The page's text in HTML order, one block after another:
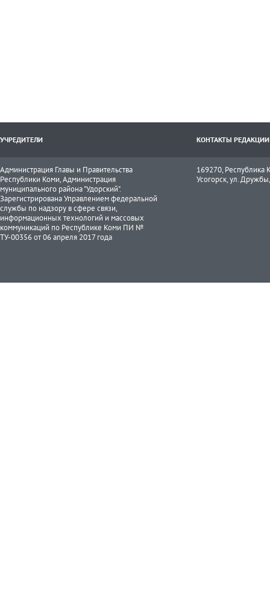
УЧРЕДИТЕЛИ КОНТАКТЫ РЕДАКЦИИ
Администрация Главы и Правительства
Республики Коми, Администрация
муниципального района "Удорский".
Зарегистрирована Управлением федеральной
службы по надзору в сфере связи,
информационных технологий и массовых
коммуникаций по Республике Коми ПИ №
ТУ-00356 от 06 апреля 2017 года
169270, Республика
Усогорск, ул.